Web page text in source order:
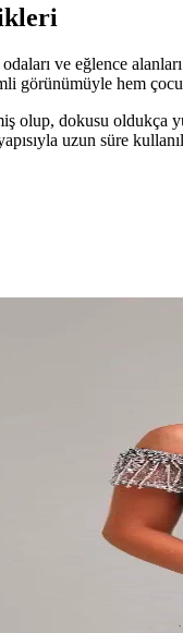
ve eğlence
görünümüyle hem
olup, dokusu oldukça
uzun süre
Efsanevi
raw denim kot
dekorasyonunda öne
Edilmesi
boyut ve bakım
ve Şık